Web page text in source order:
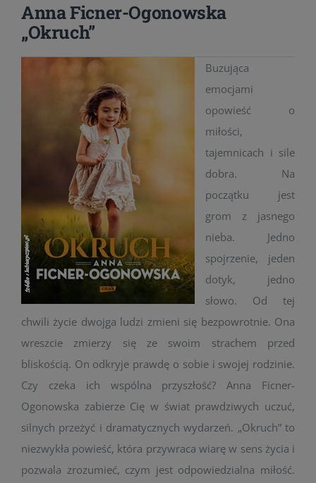
Anna Ficner-Ogonowska
„Okruch”
Buzująca
emocjami
opowieść o
miłości,
tajemnicach i sile
dobra. Na
początku jest
grom z jasnego
nieba. Jedno
spojrzenie, jeden
dotyk, jedno
słowo. Od tej
chwili życie dwojga ludzi zmieni się bezpowrotnie. Ona
wreszcie zmierzy się ze swoim strachem przed
bliskością. On odkryje prawdę o sobie i swojej rodzinie.
Czy czeka ich wspólna przyszłość? Anna Ficner-
Ogonowska zabierze Cię w świat prawdziwych uczuć,
silnych przeżyć i dramatycznych wydarzeń. „Okruch” to
niezwykła powieść, która przywraca wiarę w sens życia i
pozwala zrozumieć, czym jest odpowiedzialna miłość.